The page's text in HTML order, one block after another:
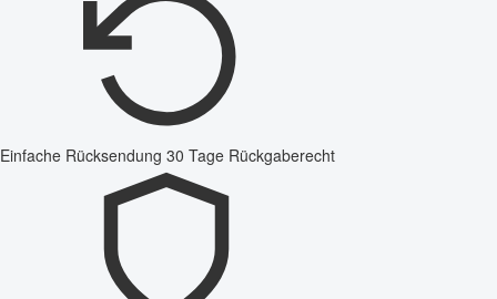
Einfache Rücksendung 30 Tage Rückgaberecht